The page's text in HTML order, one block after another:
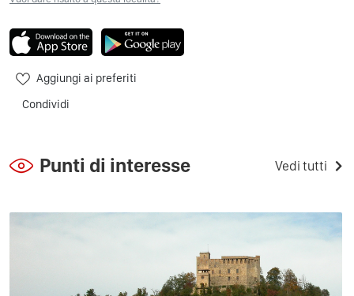
Aggiungi ai preferiti
Condividi
Punti di interesse Vedi tutti